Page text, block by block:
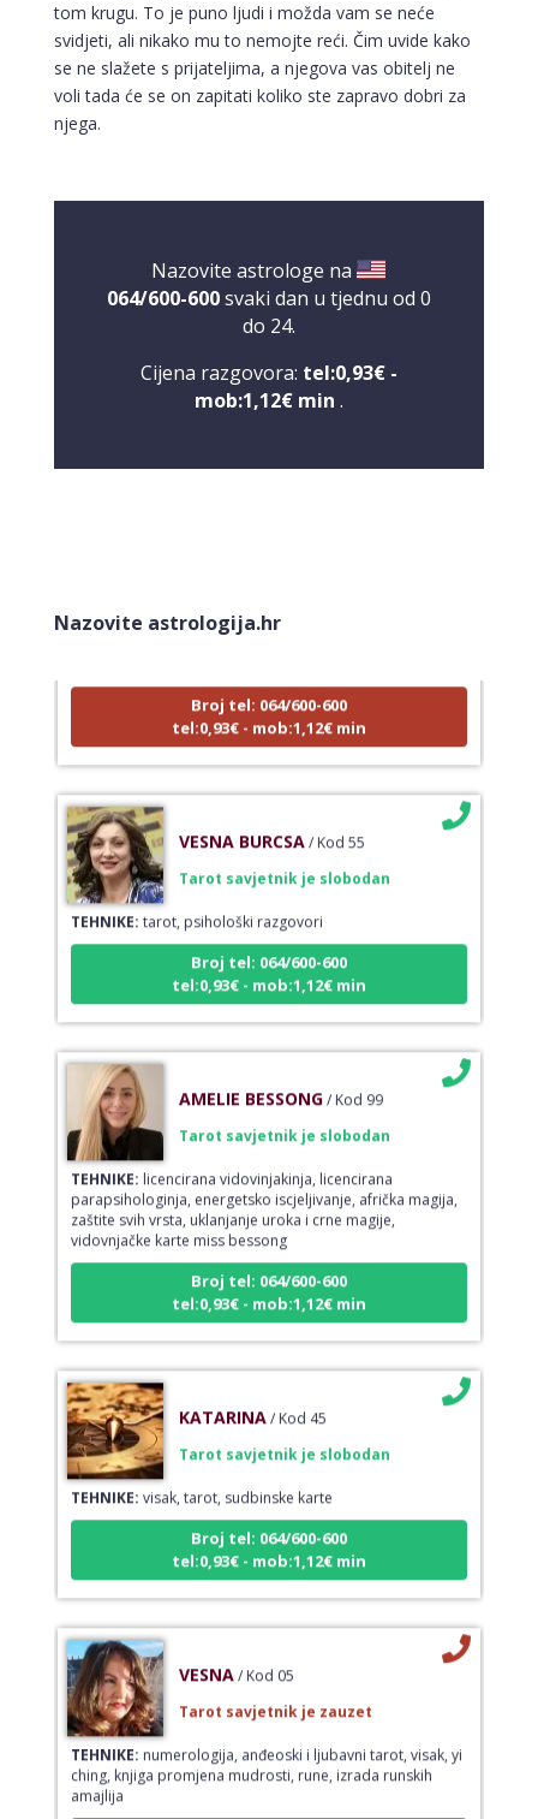
tom krugu. To je puno ljudi i možda vam se neće
svidjeti, ali nikako mu to nemojte reći. Čim uvide kako
se ne slažete s prijateljima, a njegova vas obitelj ne
voli tada će se on zapitati koliko ste zapravo dobri za
njega.
Nazovite astrologe na
064/600-600svaki dan u tjednu od 0
do 24.
Cijena razgovora: tel:0,93€ -
mob:1,12€ min .
Nazovite astrologija.hr
Broj tel: 064/600-600
tel:0,93€ - mob:1,12€ min
TEHNIKE:tarot, psihološki razgovori
Broj tel: 064/600-600
tel:0,93€ - mob:1,12€ min
TEHNIKE:licencirana vidovinjakinja, licencirana
parapsihologinja, energetsko iscjeljivanje, afrička magija,
zaštite svih vrsta, uklanjanje uroka i crne magije,
vidovnjačke karte miss bessong
Broj tel: 064/600-600
tel:0,93€ - mob:1,12€ min
TEHNIKE:visak, tarot, sudbinske karte
Broj tel: 064/600-600
tel:0,93€ - mob:1,12€ min
TEHNIKE:numerologija, anđeoski i ljubavni tarot, visak, yi
ching, knjiga promjena mudrosti, rune, izrada runskih
amajlija